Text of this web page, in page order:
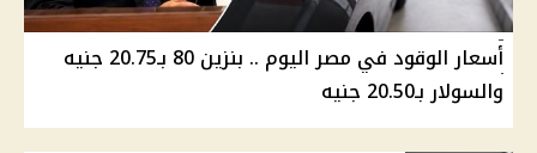
أسعار الوقود في مصر اليوم .. بنزين 80 بـ20.75 جنيه
والسولار بـ20.50 جنيه